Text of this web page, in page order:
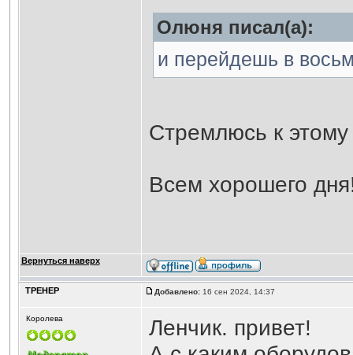
Олюня писал(а):
и перейдешь в
Стремлюсь к
Всем хорошего
Вернуться наверх
ТРЕНЕР Добавлено:16 сен 2024, 14:37
Королева
Ленчик. привет!